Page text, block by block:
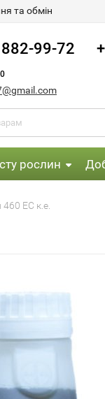
та обмін
99-72
рослин
ЕС к.е.